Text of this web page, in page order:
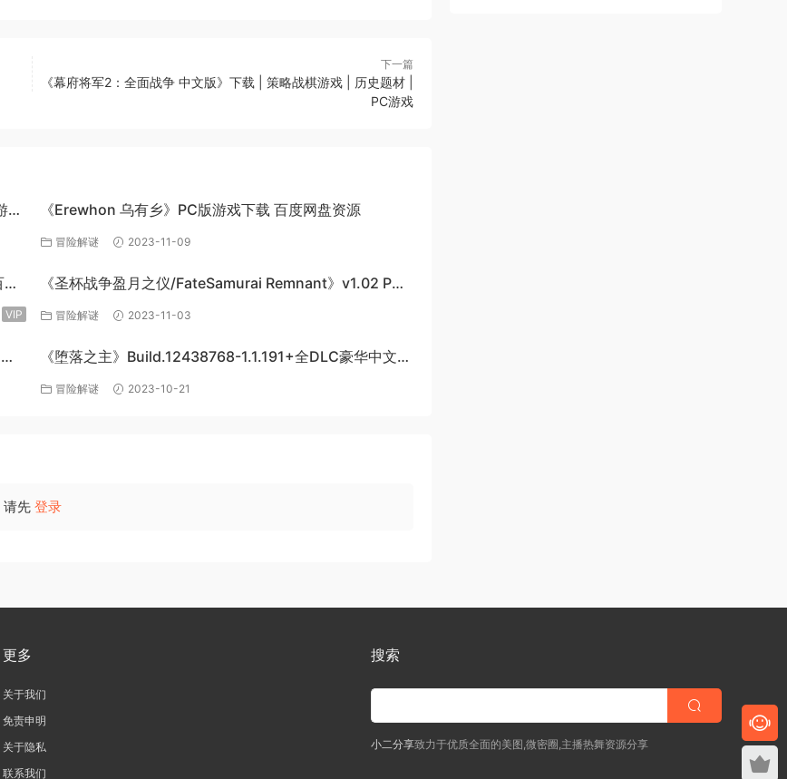
下一篇
《幕府将军2：全面战争 中文版》下载 | 策略战棋游戏 | 历史题材 |
PC游戏
戏
《Erewhon 乌有乡》PC版游戏下载 百度网盘资源
冒险解谜 2023-11-09
VIP
《圣杯战争盈月之仪/FateSamurai Remnant》v1.02 PC
单机游戏下载
冒险解谜 2023-11-03
《堕落之主》Build.12438768-1.1.191+全DLC豪华中文版
下载冒险解谜 2023-10-21
请先 登录
更多
关于我们
免责申明
关于隐私
联系我们
搜索
小二分享致力于优质全面的美图,微密圈,主播热舞资源分享